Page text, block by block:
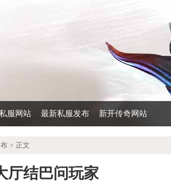
服网站 最新私服发布 新开传奇网站
> 正文
厅结巴问玩家